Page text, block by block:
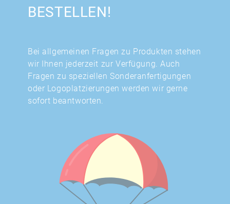
BESTELLEN!
Bei allgemeinen Fragen zu Produkten stehen
wir Ihnen jederzeit zur Verfügung. Auch
Fragen zu speziellen Sonderanfertigungen
oder Logoplatzierungen werden wir gerne
sofort beantworten.